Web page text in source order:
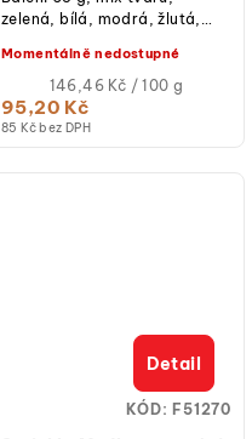
85 Kč bez DPH
95,20 Kč
Měrná
cena:
146,46 Kč / 100 g
Momentálně nedostupné
zelená, bílá, modrá, žlutá,
barva, vhodné na cupcakes,
dorty,...
Detail
KÓD: F51270